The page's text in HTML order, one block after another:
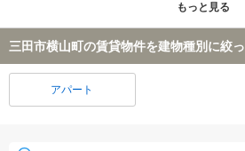
もっと見る
三田市横山町の賃貸物件を建物種別に絞
アパート